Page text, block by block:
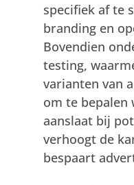
specifiek af te
branding en
Bovendien
testing,
varianten van
om te bepalen
aanslaat bij
verhoogt de
bespaart